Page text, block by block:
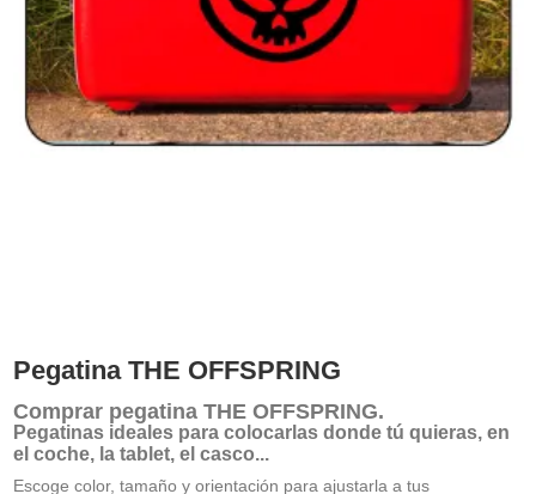
Pegatina THE OFFSPRING
Comprar pegatina THE OFFSPRING.
Pegatinas ideales para colocarlas donde tú quieras, en
el coche, la tablet, el casco...
Escoge color, tamaño y orientación para ajustarla a tus